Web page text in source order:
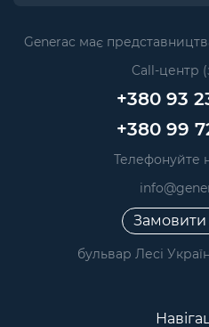
Generac має
Call-центр
+380 93
+380 99
Телефонуйте
Замовити
бульвар Лесі